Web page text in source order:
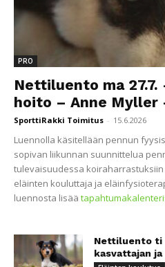
PRO
Nettiluento ma 27.7.
hoito – Anne Myller
SporttiRakki Toimitus - 15.6.2026
Luennolla käsitellään pennun
sopivan liikunnan suunnittelua
tulevaisuudessa
eläinten kouluttaja ja
luennosta lisää
Nettiluento ti
kasvattajan